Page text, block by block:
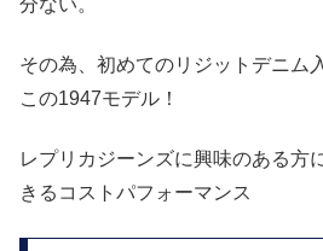
その為、初めてのリジットデニム
この1947モデル！
レプリカジーンズに興味のある方
きるコストパフォーマンス